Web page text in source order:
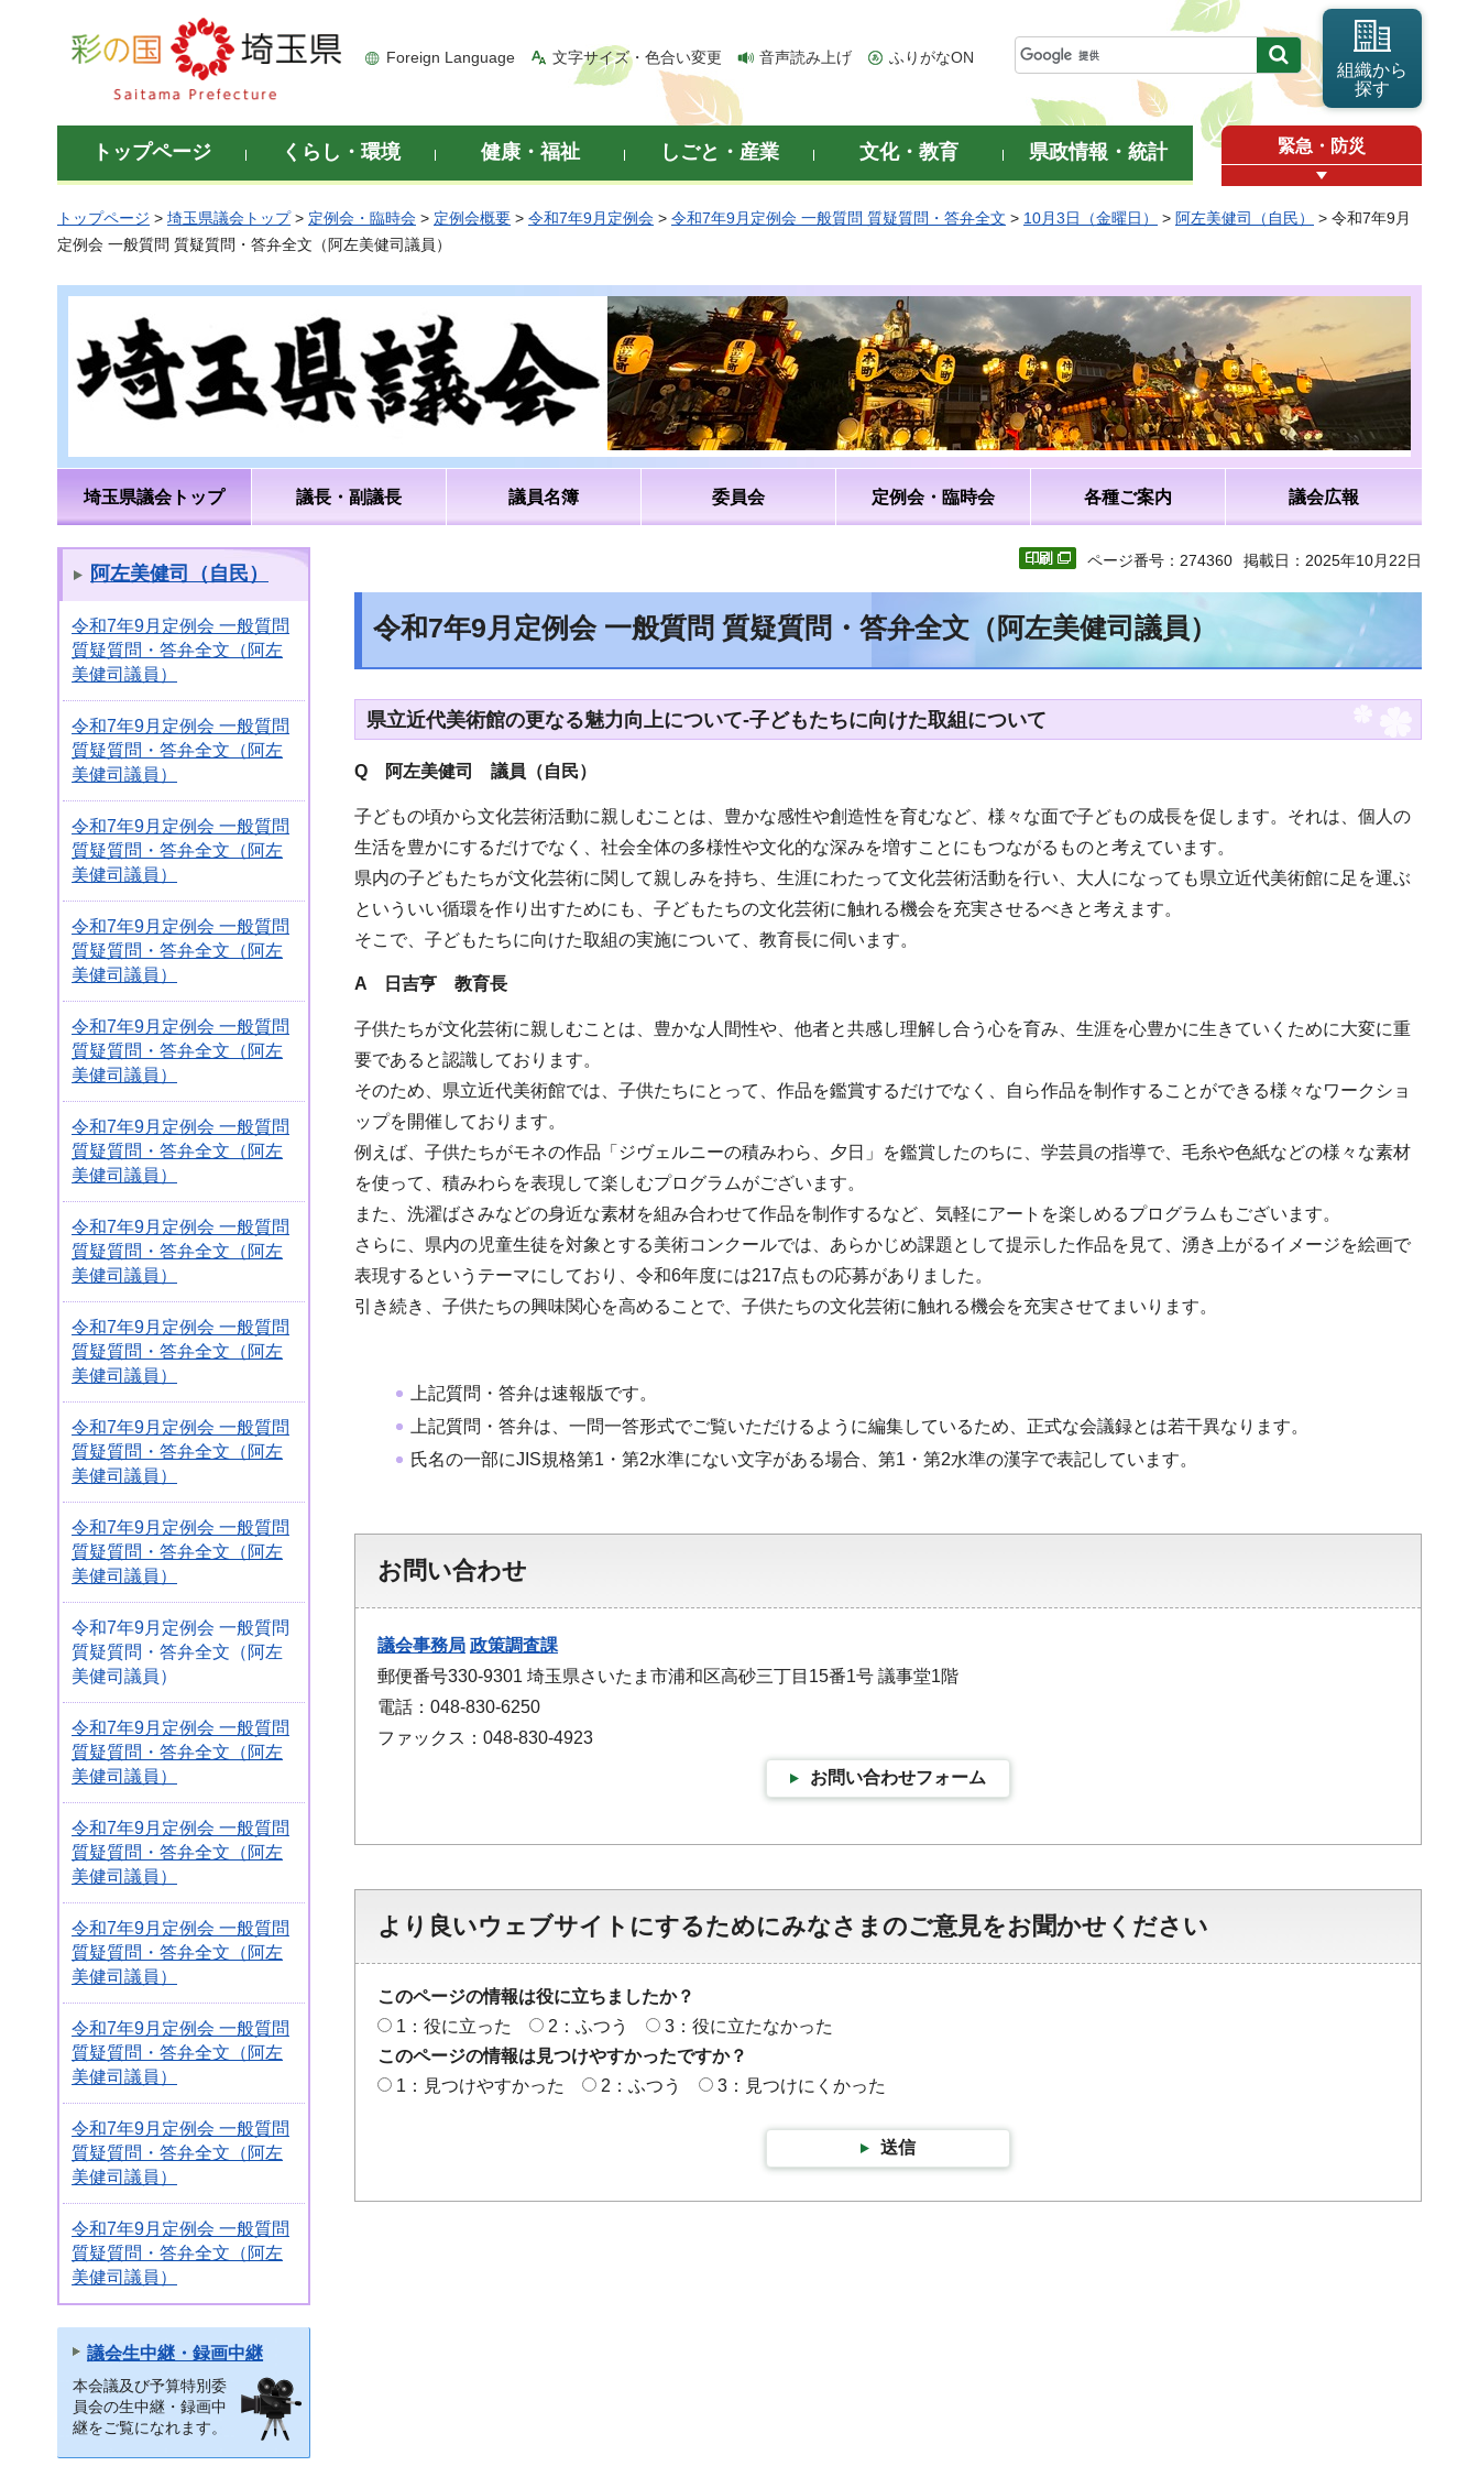
彩の国 埼玉県
Foreign Language 文字サイズ・色合い変更 音声読み上げ ふりがなON
組織から
探す
トップページ くらし・環境 健康・福祉 しごと・産業 文化・教育 県政情報・統計 緊急・防災
トップページ > 埼玉県議会トップ> 定例会・臨時会 > 定例会概要 > 令和7年9月定例会 > 令和7年9月定例会 一般質問 質疑質問・答弁全文 > 10月3日（金曜日） > 阿左美健司（自民）
> 令和7年9月
定例会 一般質問 質疑質問・答弁全文（阿左美健司議員）
埼玉県議会トップ 議長・副議長 議員名簿 委員会 定例会・臨時会 各種ご案内 議会広報
阿左美健司（自民）
令和7年9月定例会 一般質問
質疑質問・答弁全文（阿左
美健司議員）
令和7年9月定例会 一般質問
質疑質問・答弁全文（阿左
美健司議員）
令和7年9月定例会 一般質問
質疑質問・答弁全文（阿左
美健司議員）
令和7年9月定例会 一般質問
質疑質問・答弁全文（阿左
美健司議員）
令和7年9月定例会 一般質問
質疑質問・答弁全文（阿左
美健司議員）
令和7年9月定例会 一般質問
質疑質問・答弁全文（阿左
美健司議員）
令和7年9月定例会 一般質問
質疑質問・答弁全文（阿左
美健司議員）
令和7年9月定例会 一般質問
質疑質問・答弁全文（阿左
美健司議員）
令和7年9月定例会 一般質問
質疑質問・答弁全文（阿左
美健司議員）
令和7年9月定例会 一般質問
質疑質問・答弁全文（阿左
美健司議員）
令和7年9月定例会 一般質問
質疑質問・答弁全文（阿左
美健司議員）
令和7年9月定例会 一般質問
質疑質問・答弁全文（阿左
美健司議員）
令和7年9月定例会 一般質問
質疑質問・答弁全文（阿左
美健司議員）
令和7年9月定例会 一般質問
質疑質問・答弁全文（阿左
美健司議員）
令和7年9月定例会 一般質問
質疑質問・答弁全文（阿左
美健司議員）
令和7年9月定例会 一般質問
質疑質問・答弁全文（阿左
美健司議員）
令和7年9月定例会 一般質問
質疑質問・答弁全文（阿左
美健司議員）
議会生中継・録画中継
本会議及び予算特別委
員会の生中継・録画中
継をご覧になれます。
ページ番号：274360 掲載日：2025年10月22日
令和7年9月定例会 一般質問 質疑質問・答弁全文（阿左美健司議員）
県立近代美術館の更なる魅力向上について-子どもたちに向けた取組について
Q 阿左美健司 議員（自民）
子どもの頃から文化芸術活動に親しむことは、豊かな感性や創造性を育むなど、様々な面で子どもの成長を促します。それは、個人の
生活を豊かにするだけでなく、社会全体の多様性や文化的な深みを増すことにもつながるものと考えています。
県内の子どもたちが文化芸術に関して親しみを持ち、生涯にわたって文化芸術活動を行い、大人になっても県立近代美術館に足を運ぶ
といういい循環を作り出すためにも、子どもたちの文化芸術に触れる機会を充実させるべきと考えます。
そこで、子どもたちに向けた取組の実施について、教育長に伺います。
A 日吉亨 教育長
子供たちが文化芸術に親しむことは、豊かな人間性や、他者と共感し理解し合う心を育み、生涯を心豊かに生きていくために大変に重
要であると認識しております。
そのため、県立近代美術館では、子供たちにとって、作品を鑑賞するだけでなく、自ら作品を制作することができる様々なワークショ
ップを開催しております。
例えば、子供たちがモネの作品「ジヴェルニーの積みわら、夕日」を鑑賞したのちに、学芸員の指導で、毛糸や色紙などの様々な素材
を使って、積みわらを表現して楽しむプログラムがございます。
また、洗濯ばさみなどの身近な素材を組み合わせて作品を制作するなど、気軽にアートを楽しめるプログラムもございます。
さらに、県内の児童生徒を対象とする美術コンクールでは、あらかじめ課題として提示した作品を見て、湧き上がるイメージを絵画で
表現するというテーマにしており、令和6年度には217点もの応募がありました。
引き続き、子供たちの興味関心を高めることで、子供たちの文化芸術に触れる機会を充実させてまいります。
上記質問・答弁は速報版です。
上記質問・答弁は、一問一答形式でご覧いただけるように編集しているため、正式な会議録とは若干異なります。
氏名の一部にJIS規格第1・第2水準にない文字がある場合、第1・第2水準の漢字で表記しています。
お問い合わせ
議会事務局 政策調査課
郵便番号330-9301 埼玉県さいたま市浦和区高砂三丁目15番1号 議事堂1階
電話：048-830-6250
ファックス：048-830-4923
お問い合わせフォーム
より良いウェブサイトにするためにみなさまのご意見をお聞かせください
このページの情報は役に立ちましたか？
1：役に立った
2：ふつう
3：役に立たなかった
このページの情報は見つけやすかったですか？
1：見つけやすかった
2：ふつう 3：見つけにくかった
送信